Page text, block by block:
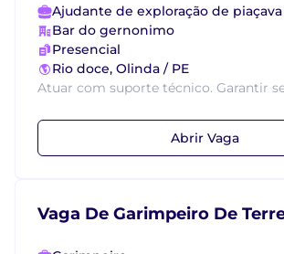
Ajudante de exploração de piaçava
Bar do gernonimo
Presencial
Rio doce, Olinda / PE
Atuar com suporte técnico. Garantir
Abrir Vaga
Vaga De Garimpeiro De